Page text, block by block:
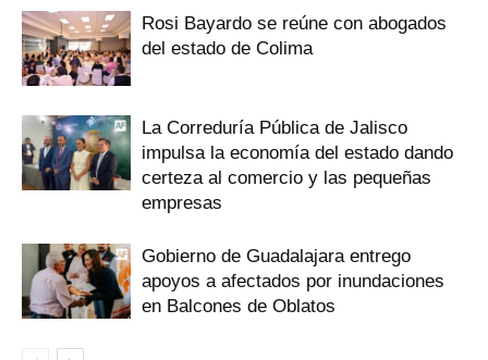
Rosi Bayardo se reúne con abogados
del estado de Colima
La Correduría Pública de Jalisco
impulsa la economía del estado dando
certeza al comercio y las pequeñas
empresas
Gobierno de Guadalajara entrego
apoyos a afectados por inundaciones
en Balcones de Oblatos